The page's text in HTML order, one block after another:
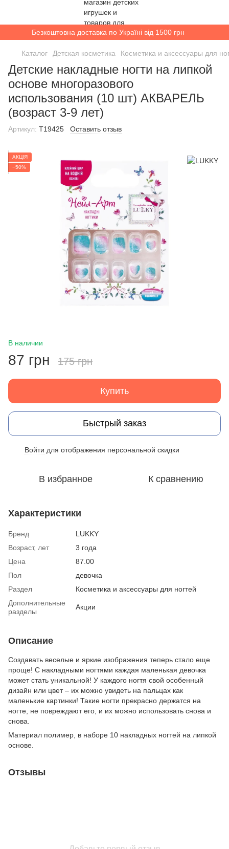
Безкоштовна доставка по Україні від 1500 грн
Каталог Детская косметика Косметика и аксессуары для
Детские накладные ногти на липкой
основе многоразового
использования (10 шт) АКВАРЕЛЬ
(возраст 3-9 лет)
Артикул: T19425 Оставить отзыв
АКЦІЯ
−50%
В наличии
87 грн 175 грн
Купить
Быстрый заказ
Войти для отображения персональной скидки
В избранное К сравнению
Характеристики
Бренд
LUKKY
Возраст, лет
3 года
Цена
87.00
Пол
девочка
Раздел
Косметика и аксессуары для ногтей
Дополнительные
разделы
Акции
Описание
Создавать веселые и яркие изображения теперь стало еще
проще! С накладными ногтями каждая маленькая девочка
может стать уникальной! У каждого ногтя свой особенный
дизайн или цвет – их можно увидеть на пальцах как
маленькие картинки! Такие ногти прекрасно держатся на
ногте, не повреждают его, и их можно использовать снова и
снова.
Материал полимер, в наборе 10 накладных ногтей на липкой
основе.
Отзывы